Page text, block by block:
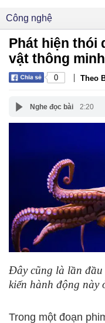
Công nghệ
Phát hiện thói
vật thông
0 | Theo
Nghe đọc bài 2:20
Đây cũng là lần đầu
kiến hành động này
Trong một đoạn